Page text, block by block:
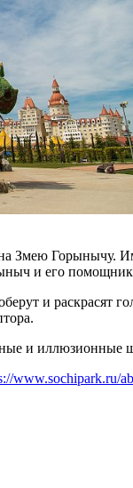
Змею Горынычу.
и его
и
и иллюзионные
www.sochipark.ru/